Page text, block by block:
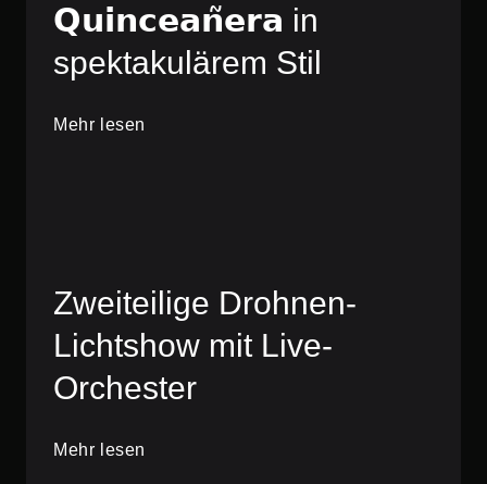
𝗤𝘂𝗶𝗻𝗰𝗲𝗮𝗻̃𝗲𝗿𝗮 in
spektakulärem Stil
Mehr lesen
Zweiteilige Drohnen-
Lichtshow mit Live-
Orchester
Mehr lesen